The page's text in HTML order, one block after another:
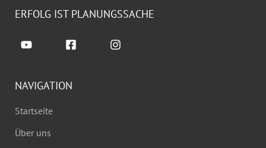
ERFOLG IST PLANUNGSSACHE
NAVIGATION
Startseite
Über uns